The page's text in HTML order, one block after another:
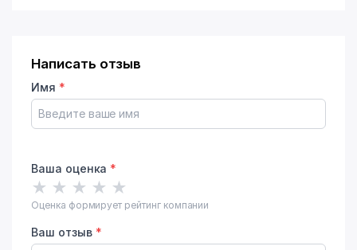
Написать отзыв
Имя *
Ваша оценка *
★ ★ ★ ★ ★
Оценка формирует рейтинг компании
Ваш отзыв *